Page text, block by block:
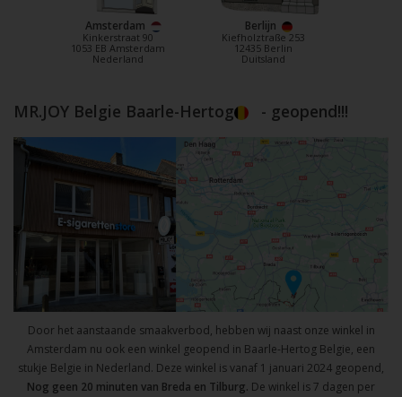
Amsterdam
Kinkerstraat 90
1053 EB Amsterdam
Nederland
Berlijn
Kiefholztraße 253
12435 Berlin
Duitsland
MR.JOY Belgie Baarle-Hertog - geopend!!!
Door het aanstaande smaakverbod, hebben wij naast onze winkel in
Amsterdam nu ook een winkel geopend in Baarle-Hertog Belgie, een
stukje Belgie in Nederland. Deze winkel is vanaf 1 januari 2024 geopend,
Nog geen 20 minuten van Breda en Tilburg. De winkel is 7 dagen per